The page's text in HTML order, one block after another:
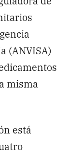
(ANVISA)
misma
está